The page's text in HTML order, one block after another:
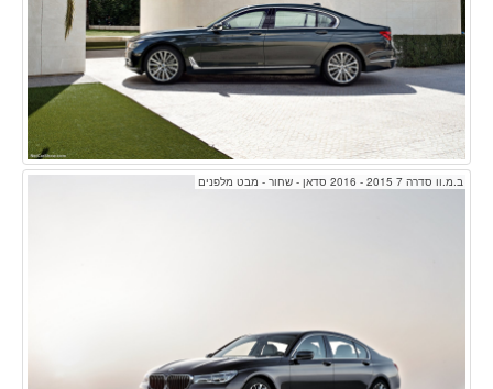
ב.מ.וו סדרה 7 2015 - 2016 סדאן - שחור - מבט מלפנים